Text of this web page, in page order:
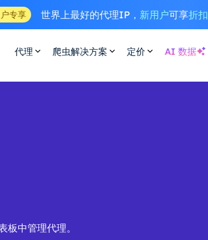
专享 世界上最好的代理IP， 新用户可享折扣
代理 爬虫解决方案 定价 AI 数据
中管理代理。